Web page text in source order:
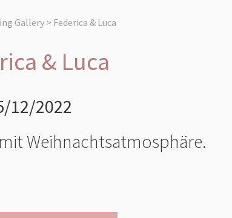
Gallery > Federica & Luca
& Luca
12/2022
Weihnachtsatmosphäre.